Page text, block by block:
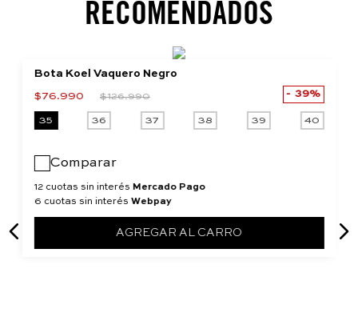
RECOMENDADOS
Bota Koel Vaquero Negro
$76.990 $126.990 39%
35 36 37 38 39 40
Comparar
12 cuotas sin interés Mercado Pago
6 cuotas sin interés Webpay
AGREGAR AL CARRO